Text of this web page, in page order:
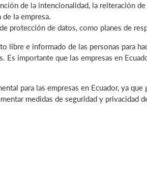
de la intencionalidad, la reiteración
la empresa.
protección de datos, como planes de
libre e informado de las personas para
Es importante que las empresas en
para las empresas en Ecuador, ya
medidas de seguridad y